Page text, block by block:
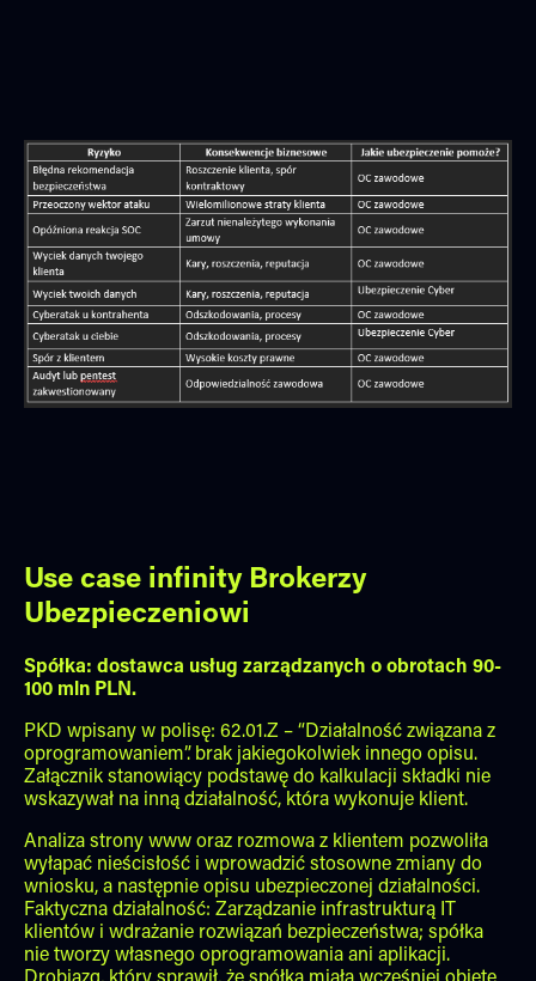
Use case infinity Brokerzy
Ubezpieczeniowi
Spółka: dostawca usług zarządzanych o obrotach 90-
100 mln PLN.
PKD wpisany w polisę: 62.01.Z – “Działalność związana z
oprogramowaniem”. brak jakiegokolwiek innego opisu.
Załącznik stanowiący podstawę do kalkulacji składki nie
wskazywał na inną działalność, która wykonuje klient.
Analiza strony www oraz rozmowa z klientem pozwoliła
wyłapać nieścisłość i wprowadzić stosowne zmiany do
wniosku, a następnie opisu ubezpieczonej działalności.
Faktyczna działalność: Zarządzanie infrastrukturą IT
klientów i wdrażanie rozwiązań bezpieczeństwa; spółka
nie tworzy własnego oprogramowania ani aplikacji.